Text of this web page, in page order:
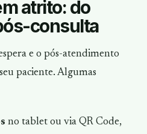
atrito: do
consulta
e o pós-atendimento
paciente. Algumas
no tablet ou via QR Code,